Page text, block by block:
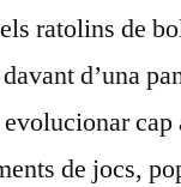
ratolins de
d’una
de jocs,